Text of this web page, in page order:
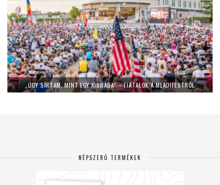
„ÚGY SÍRTAM, MINT EGY KISBABA” – FIATALOK A MLADIFESTRŐL
NÉPSZERŰ TERMÉKEK